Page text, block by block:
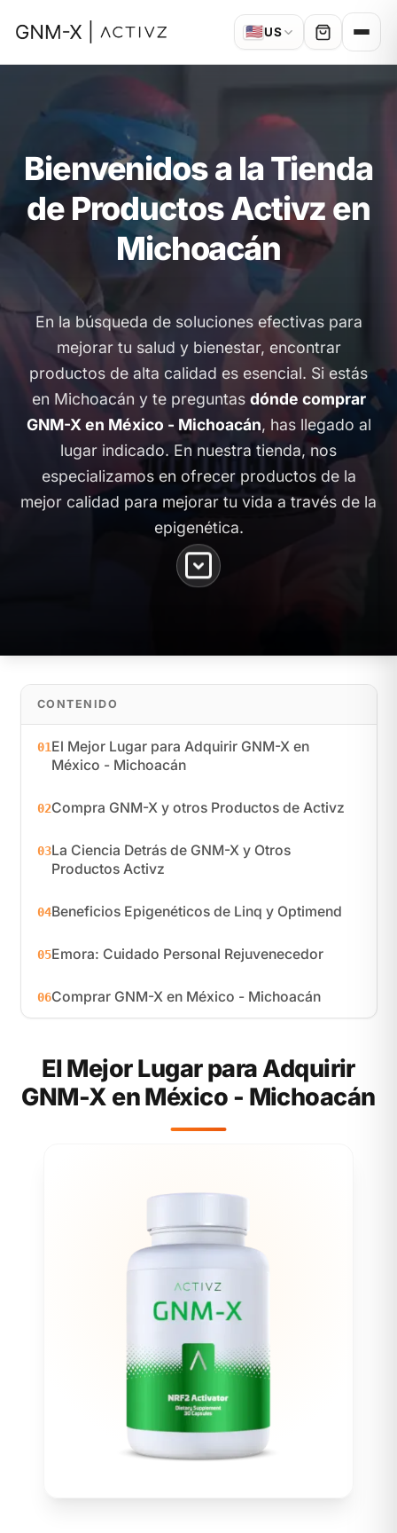
🇺🇸US
Bienvenidos a la Tienda
de Productos Activz en
Michoacán
En la búsqueda de soluciones efectivas para
mejorar tu salud y bienestar, encontrar
productos de alta calidad es esencial. Si estás
en Michoacán y te preguntas dónde comprar
GNM-X en México - Michoacán, has llegado al
lugar indicado. En nuestra tienda, nos
especializamos en ofrecer productos de la
mejor calidad para mejorar tu vida a través de la
epigenética.
CONTENIDO
01El Mejor Lugar para Adquirir GNM-X en
México - Michoacán
02Compra GNM-X y otros Productos de Activz
03La Ciencia Detrás de GNM-X y Otros
Productos Activz
04Beneficios Epigenéticos de Linq y Optimend
05Emora: Cuidado Personal Rejuvenecedor
06Comprar GNM-X en México - Michoacán
El Mejor Lugar para Adquirir
GNM-X en México - Michoacán